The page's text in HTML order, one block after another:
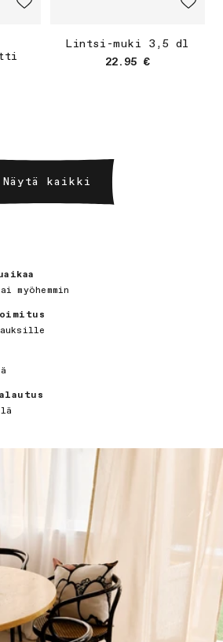
Lintsi-muki 3,5 dl
Normaalihinta
22.95 €
Näytä kaikki
myöhemmin